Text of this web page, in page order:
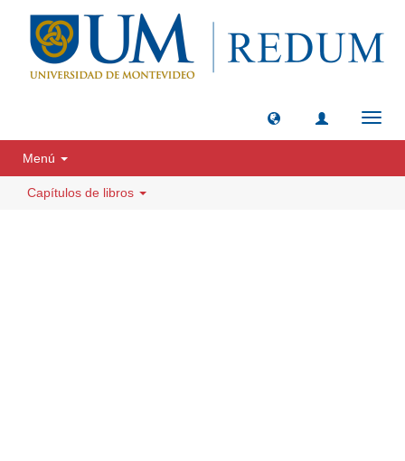
Menú
Capítulos de libros